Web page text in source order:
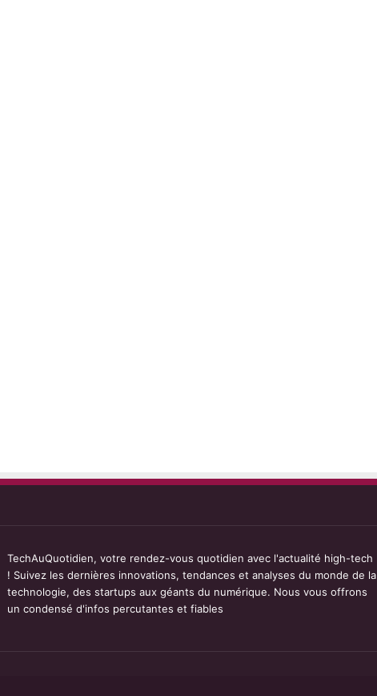
TechAuQuotidien, votre rendez-vous quotidien avec l'actualité high-tech
! Suivez les dernières innovations, tendances et analyses du monde de la
technologie, des startups aux géants du numérique. Nous vous offrons
un condensé d'infos percutantes et fiables